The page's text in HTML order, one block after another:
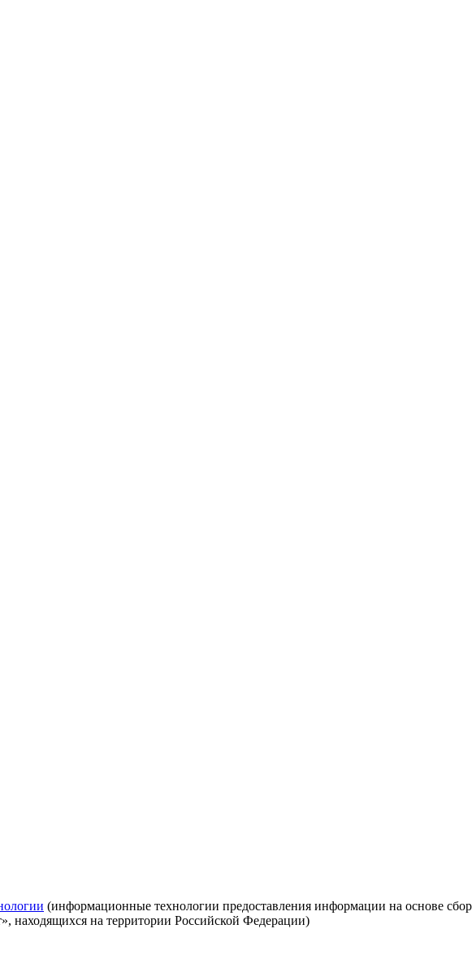
(информационные технологии предоставления информации на основе
находящихся на территории Российской Федерации)